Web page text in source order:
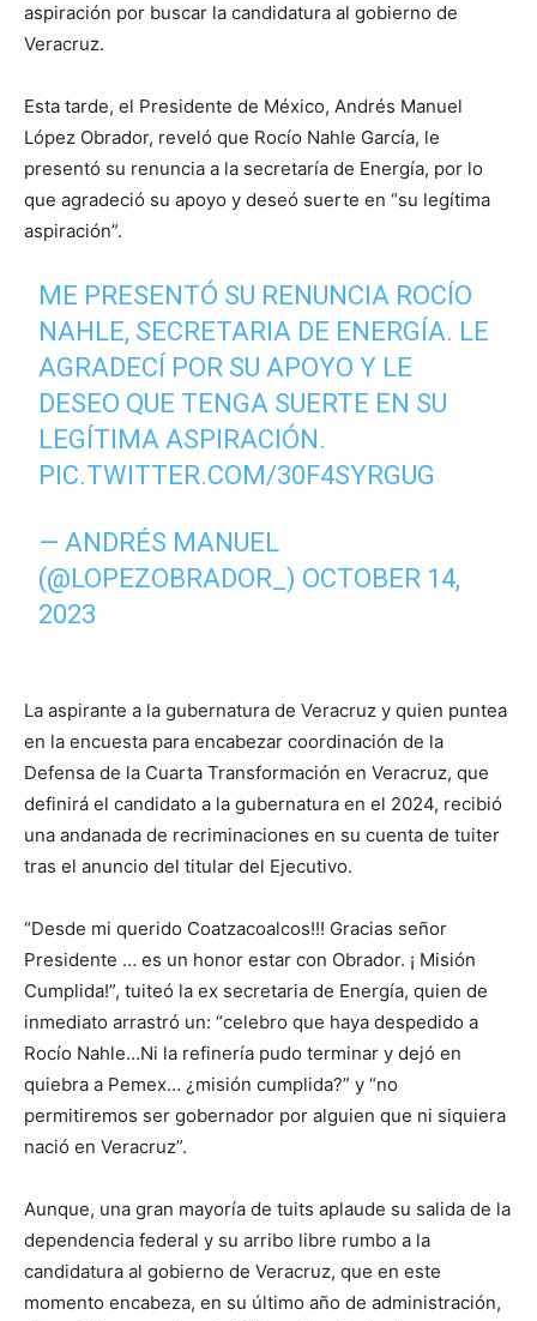
aspiración por buscar la candidatura al gobierno de
Veracruz.
Esta tarde, el Presidente de México, Andrés Manuel
López Obrador, reveló que Rocío Nahle García, le
presentó su renuncia a la secretaría de Energía, por lo
que agradeció su apoyo y deseó suerte en “su legítima
aspiración”.
ME PRESENTÓ SU RENUNCIA ROCÍO
NAHLE, SECRETARIA DE ENERGÍA. LE
AGRADECÍ POR SU APOYO Y LE
DESEO QUE TENGA SUERTE EN SU
LEGÍTIMA ASPIRACIÓN.
PIC.TWITTER.COM/30F4SYRGUG
— ANDRÉS MANUEL
(@LOPEZOBRADOR_) OCTOBER 14,
2023
La aspirante a la gubernatura de Veracruz y quien puntea
en la encuesta para encabezar coordinación de la
Defensa de la Cuarta Transformación en Veracruz, que
definirá el candidato a la gubernatura en el 2024, recibió
una andanada de recriminaciones en su cuenta de tuiter
tras el anuncio del titular del Ejecutivo.
“Desde mi querido Coatzacoalcos!!! Gracias señor
Presidente … es un honor estar con Obrador. ¡ Misión
Cumplida!”, tuiteó la ex secretaria de Energía, quien de
inmediato arrastró un: “celebro que haya despedido a
Rocío Nahle…Ni la refinería pudo terminar y dejó en
quiebra a Pemex… ¿misión cumplida?” y “no
permitiremos ser gobernador por alguien que ni siquiera
nació en Veracruz”.
Aunque, una gran mayoría de tuits aplaude su salida de la
dependencia federal y su arribo libre rumbo a la
candidatura al gobierno de Veracruz, que en este
momento encabeza, en su último año de administración,